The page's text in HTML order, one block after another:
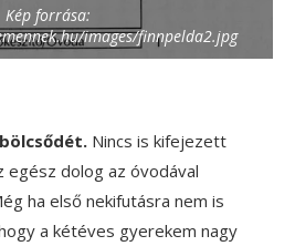
Kép forrása:
images/finnpelda2.jpg
Nincs is kifejezett
egész dolog az óvodával
ha első nekifutásra nem is
a kétéves gyerekem nagy